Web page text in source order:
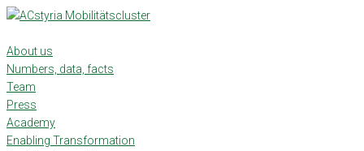
Skip
content
About us
Numbers, data, facts
Team
Press
Academy
Enabling Transformation